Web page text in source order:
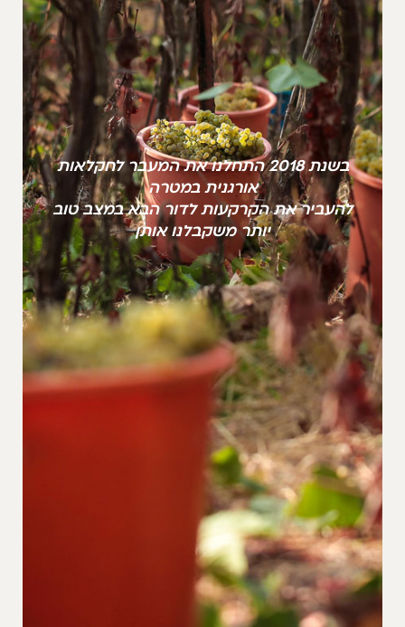
בשנת 2018 התחלנו את המעבר לחקלאות
אורגנית במטרה
להעביר את הקרקעות לדור הבא במצב טוב
יותר משקבלנו אותן